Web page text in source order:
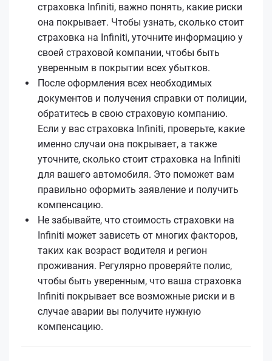
страховка Infiniti, важно понять, какие риски
она покрывает. Чтобы узнать, сколько стоит
страховка на Infiniti, уточните информацию у
своей страховой компании, чтобы быть
уверенным в покрытии всех убытков.
После оформления всех необходимых
документов и получения справки от полиции,
обратитесь в свою страховую компанию.
Если у вас страховка Infiniti, проверьте, какие
именно случаи она покрывает, а также
уточните, сколько стоит страховка на Infiniti
для вашего автомобиля. Это поможет вам
правильно оформить заявление и получить
компенсацию.
Не забывайте, что стоимость страховки на
Infiniti может зависеть от многих факторов,
таких как возраст водителя и регион
проживания. Регулярно проверяйте полис,
чтобы быть уверенным, что ваша страховка
Infiniti покрывает все возможные риски и в
случае аварии вы получите нужную
компенсацию.